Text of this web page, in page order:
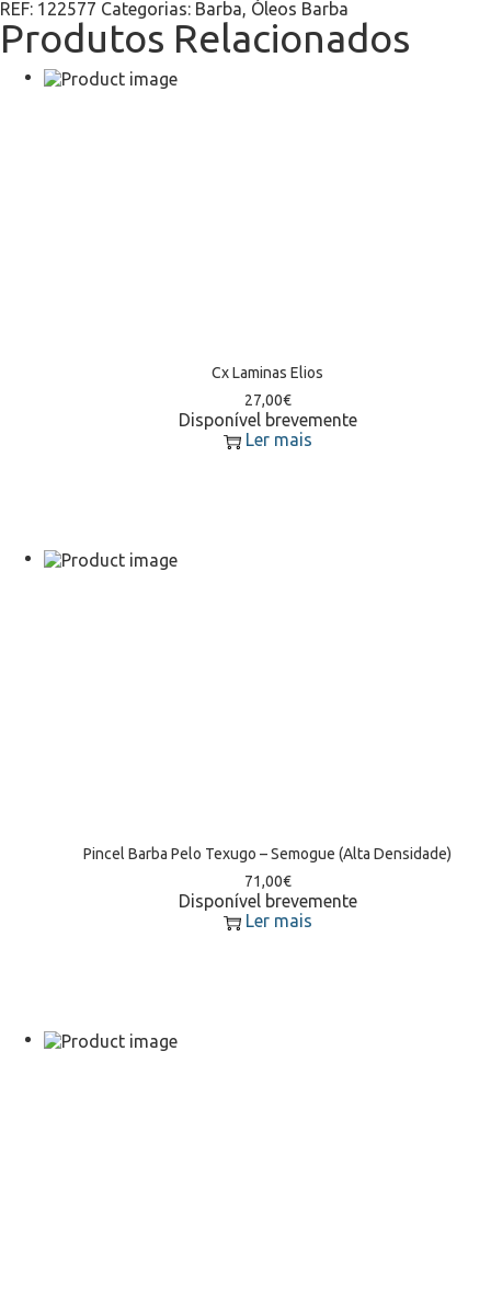
REF: 122577 Categorias: Barba, Óleos Barba
Produtos Relacionados
Cx Laminas Elios
27,00€
Disponível brevemente
Ler mais
Pincel Barba Pelo Texugo – Semogue (Alta Densidade)
71,00€
Disponível brevemente
Ler mais